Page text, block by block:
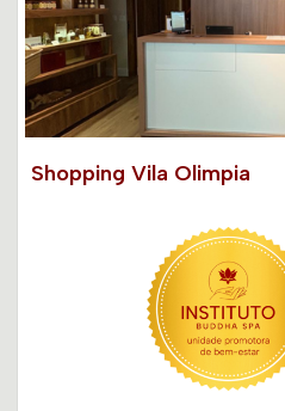
Shopping Vila Olimpia